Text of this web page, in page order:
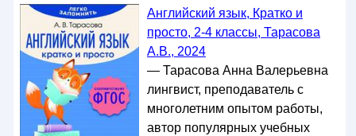
Английский язык, Кратко и
просто, 2-4 классы, Тарасова
А.В., 2024
— Тарасова Анна Валерьевна
лингвист, преподаватель с
многолетним опытом работы,
автор популярных учебных